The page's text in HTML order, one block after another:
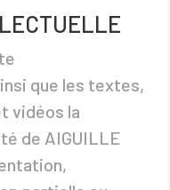
que les textes,
vidéos la
de AIGUILLE